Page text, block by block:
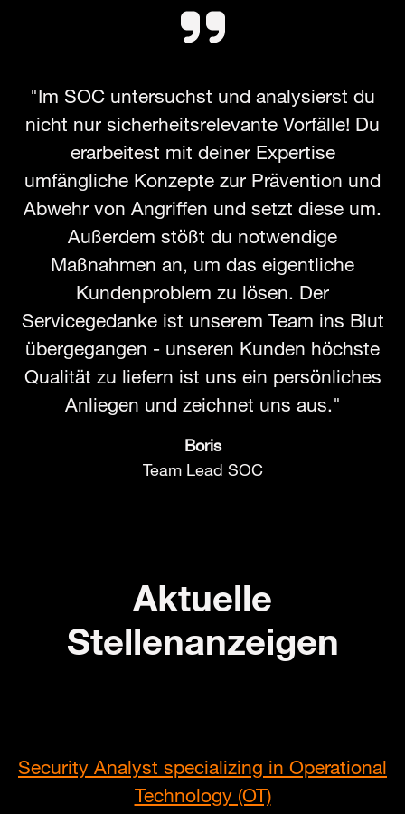
"Im SOC untersuchst und analysierst du
nicht nur sicherheitsrelevante Vorfälle! Du
erarbeitest mit deiner Expertise
umfängliche Konzepte zur Prävention und
Abwehr von Angriffen und setzt diese um.
Außerdem stößt du notwendige
Maßnahmen an, um das eigentliche
Kundenproblem zu lösen. Der
Servicegedanke ist unserem Team ins Blut
übergegangen - unseren Kunden höchste
Qualität zu liefern ist uns ein persönliches
Anliegen und zeichnet uns aus."
Boris
Team Lead SOC
Aktuelle
Stellenanzeigen
Security Analyst specializing in Operational
Technology (OT)